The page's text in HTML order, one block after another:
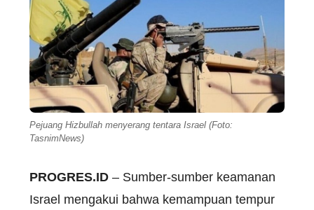
Pejuang Hizbullah menyerang tentara Israel (Foto:
TasnimNews)
PROGRES.ID – Sumber-sumber keamanan
Israel mengakui bahwa kemampuan tempur